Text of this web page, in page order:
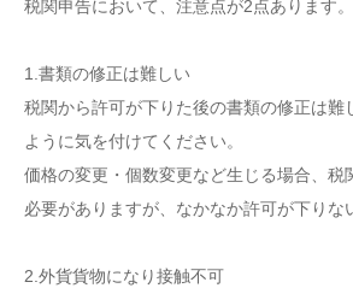
税関申告において、注意点が2点あります。
1.書類の修正は難しい
税関から許可が下りた後の書類の修正は難
ように気を付けてください。
価格の変更・個数変更など生じる場合、税
必要がありますが、なかなか許可が下りな
2.外貨貨物になり接触不可